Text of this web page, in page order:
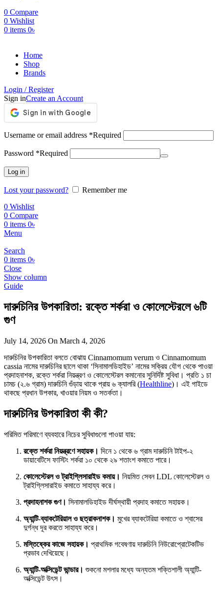
0 Compare
0 Wishlist
0 items 0৳
Home
Shop
Brands
Login / Register
Sign inCreate an Account
Username or email address *Required
Password *Required
Log in
Lost your password?
Remember me
0 Wishlist
0 Compare
0 items 0৳
Menu
Search
0 items 0৳
Close
Show column
Guide
দারুচিনির উপকারিতা: রক্তে শর্করা ও কোলেস্টেরলে ৬টি
গুণ
July 14, 2026 On March 4, 2026
দারুচিনির উপকারিতা বলতে বোঝায় Cinnamomum verum ও Cinnamomum
cassia নামের দারুচিনির ছালে থাকা ‘সিনামালডিহাইড’ নামের সক্রিয় যৌগ থেকে পাওয়া
প্রদাহনাশক, রক্তে শর্করা নিয়ন্ত্রণ ও কোলেস্টেরল কমানোর সুনির্দিষ্ট সুবিধা। প্রতি ১ চা
চামচ (২.৬ গ্রাম) দারুচিনি গুঁড়ায় থাকে প্রায় ৬ ক্যালরি (Healthline)। এই গাইডে
থাকছে প্রধান উপকার, খাওয়ার নিয়ম ও সতর্কতা।
দারুচিনির উপকারিতা কী কী?
পরিমিত পরিমাণে ব্যবহারে নিচের সুবিধাগুলো পাওয়া যায়:
রক্তে শর্করা নিয়ন্ত্রণে সহায়ক। দিনে ১ থেকে ৬ গ্রাম দারুচিনি টাইপ-২
ডায়াবেটিসে ফাস্টিং শর্করা ১০ থেকে ২৯ শতাংশ কমাতে পারে।
কোলেস্টেরল ও ট্রাইগ্লিসারাইড কমায়। নিয়মিত সেবন LDL কোলেস্টেরল ও
ট্রাইগ্লিসারাইড কমাতে সাহায্য করে।
প্রদাহনাশক গুণ। সিনামালডিহাইড দীর্ঘস্থায়ী প্রদাহ কমাতে সহায়ক।
অ্যান্টি-ব্যাকটেরিয়াল ও ছত্রাকনাশক। মুখের ব্যাকটেরিয়া কমাতে ও শ্বাসের
দুর্গন্ধ দূর করতে সাহায্য করে।
মস্তিষ্কের কাজে সহায়ক। প্রাথমিক গবেষণায় দারুচিনি নিউরোপ্রোটেকটিভ
প্রভাব দেখিয়েছে।
অ্যান্টি-অক্সিডেন্ট ভান্ডার। শুকনো মশলার মধ্যে অন্যতম শক্তিশালী অ্যান্টি-
অক্সিডেন্ট উৎস।